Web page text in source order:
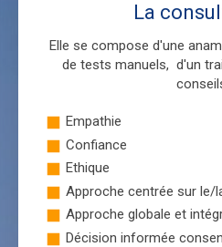
La
Elle se compose d'une
de tests manuels, d'un
Empathie
Confiance
Ethique
Approche centrée sur le/
Approche globale et
Décision informée